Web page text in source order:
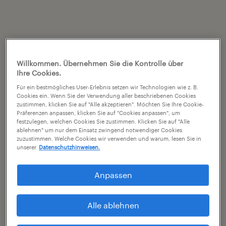
Willkommen. Übernehmen Sie die Kontrolle über
Ihre Cookies.
Für ein bestmögliches User-Erlebnis setzen wir Technologien wie z. B.
Cookies ein. Wenn Sie der Verwendung aller beschriebenen Cookies
zustimmen, klicken Sie auf "Alle akzeptieren". Möchten Sie Ihre Cookie-
Präferenzen anpassen, klicken Sie auf "Cookies anpassen", um
festzulegen, welchen Cookies Sie zustimmen. Klicken Sie auf "Alle
ablehnen" um nur dem Einsatz zwingend notwendiger Cookies
zuzustimmen. Welche Cookies wir verwenden und warum, lesen Sie in
unserer Datenschutzhinweisen.
Anpassen
Alle ablehnen